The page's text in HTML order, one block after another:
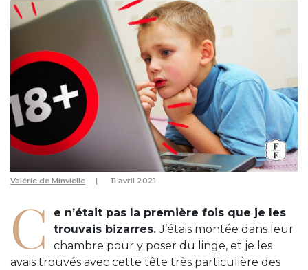
Valérie de Minvielle 11 avril 2021
C
e n’était pas la première fois que je les
trouvais bizarres.J’étais montée dans leur
chambre pour y poser du linge, et je les
avais trouvés avec cette tête très particulière des